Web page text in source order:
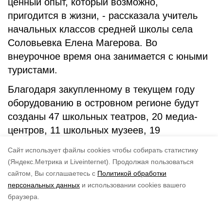
Cайт использует файлы cookies чтобы собирать статистику
(Яндекс.Метрика и Liveinternet).
Продолжая пользоваться
сайтом, Вы соглашаетесь с Политикой обработки
персональных данных и использовании cookies вашего
браузера.
пригодится в жизни, - рассказала учитель
начальных классов средней школы села
Соловьевка Елена Магерова. Во
внеурочное время она занимается с юными
туристами.
Благодаря закупленному в текущем году
оборудованию в островном регионе будут
созданы 47 школьных театров, 20 медиа-
центров, 11 школьных музеев, 19
кружков.
по оценке